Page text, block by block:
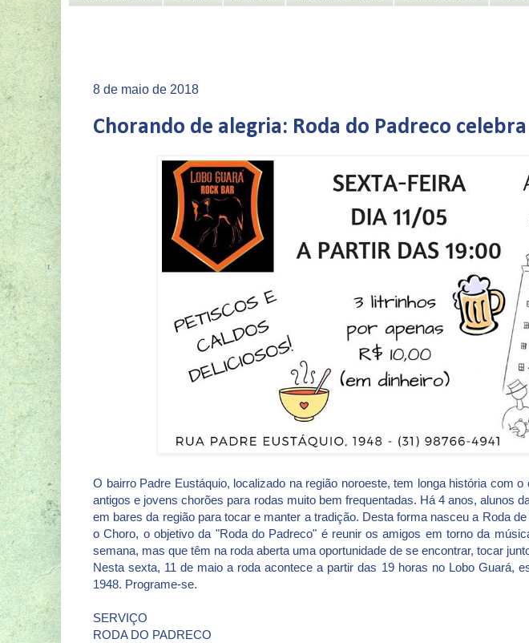
SEJA VOCÊ
8 de maio de 2018
Chorando de alegria: Roda do Padreco
O bairro Padre Eustáquio, localizado na região noroeste, tem longa história com
antigos e jovens chorões para rodas muito bem frequentadas. Há 4 anos, alunos
em bares da região para tocar e manter a tradição. Desta forma nasceu a Roda
o Choro, o objetivo da "Roda do Padreco" é reunir os amigos em torno da
semana, mas que têm na roda aberta uma oportunidade de se encontrar, tocar
Nesta sexta, 11 de maio a roda acontece a partir das 19 horas no Lobo Guará,
1948. Programe-se.
SERVIÇO
RODA DO PADRECO